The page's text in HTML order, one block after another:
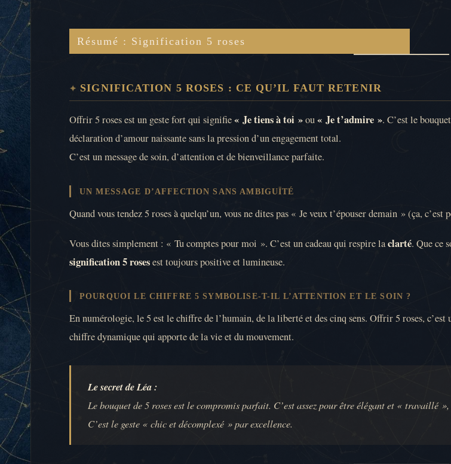
Résumé : Signification 5 roses
SIGNIFICATION 5 ROSES : CE QU’IL FAUT RETENIR
Offrir 5 roses est un geste fort qui signifie« Je tiens à toi »ou« Je t’admire ». C’est le
déclaration d’amour naissante sans la pression d’un engagement total.
C’est un message de soin, d’attention et de bienveillance parfaite.
UN MESSAGE D’AFFECTION SANS AMBIGUÏTÉ
Quand vous tendez 5 roses à quelqu’un, vous ne dites pas « Je veux t’épouser demain » (ça, c’est
Vous dites simplement : « Tu comptes pour moi ». C’est un cadeau qui respire laclarté. Que ce
signification 5 rosesest toujours positive et lumineuse.
POURQUOI LE CHIFFRE 5 SYMBOLISE-T-IL L’ATTENTION ET LE SOIN ?
En numérologie, le 5 est le chiffre de l’humain, de la liberté et des cinq sens. Offrir 5 roses,
chiffre dynamique qui apporte de la vie et du mouvement.
Le secret de Léa :
Le bouquet de 5 roses est le compromis parfait. C’est assez pour être élégant et « travaillé
C’est le geste « chic et décomplexé » par excellence.